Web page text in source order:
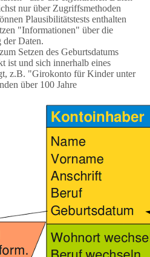
nur über Zugriffsmethoden
Plausibilitätstests enthalten
"Informationen" über die
der Daten.
Setzen des Geburtsdatums
ist und sich innerhalb eines
z.B. "Girokonto für Kinder unter
über 100 Jahre